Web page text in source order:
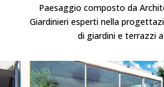
Paesaggio composto da
Giardinieri esperti nella
di giardini e terrazzi